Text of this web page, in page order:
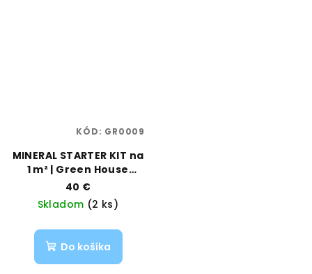
MINERAL STARTER KIT na
1 m² | Green House
Feeding | Vaporama
40 €
Skladom (2 ks)
Do košíka
KÓD: GR0009